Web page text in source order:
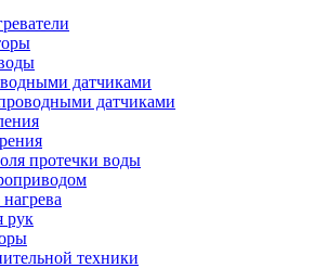
датчиками
датчиками
протечки воды
рук
техники